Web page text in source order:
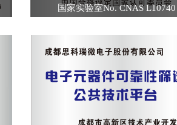
国家实验室No. CNAS L10740